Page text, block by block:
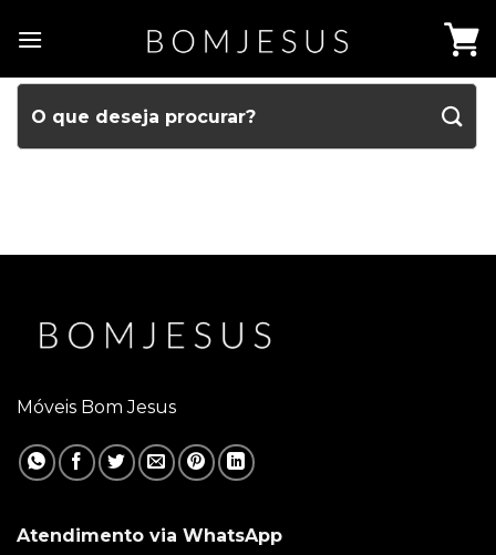
Móveis Bom Jesus
Atendimento via WhatsApp